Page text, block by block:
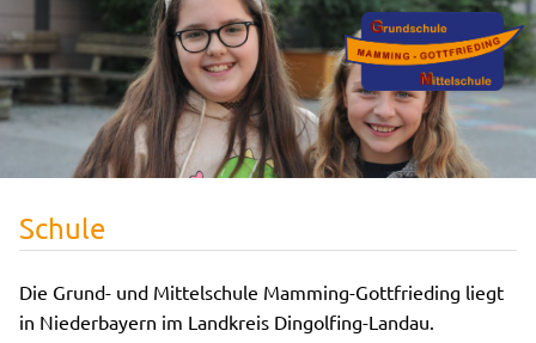
Schule
Die Grund- und Mittelschule Mamming-Gottfrieding liegt
in Niederbayern im Landkreis Dingolfing-Landau.